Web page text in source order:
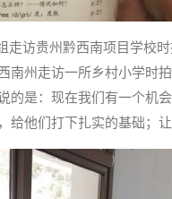
走访贵州黔西南项目学校时
南州走访一所乡村小学时
的是：现在我们有一个机
给他们打下扎实的基础；